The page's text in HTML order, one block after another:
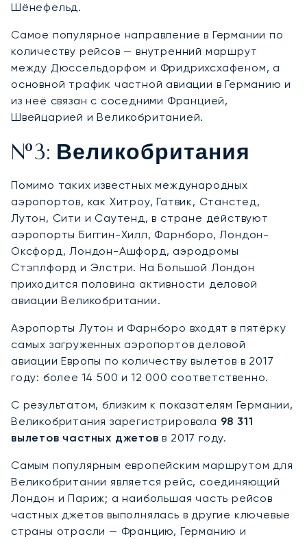
Шёнефельд.
Самое популярное направление в Германии по
количеству рейсов — внутренний маршрут
между Дюссельдорфом и Фридрихсхафеном, а
основной трафик частной авиации в Германию и
из неё связан с соседними Францией,
Швейцарией и Великобританией.
№3: Великобритания
Помимо таких известных международных
аэропортов, как Хитроу, Гатвик, Станстед,
Лутон, Сити и Саутенд, в стране действуют
аэропорты Биггин-Хилл, Фарнборо, Лондон-
Оксфорд, Лондон-Ашфорд, аэродромы
Стэплфорд и Элстри. На Большой Лондон
приходится половина активности деловой
авиации Великобритании.
Аэропорты Лутон и Фарнборо входят в пятёрку
самых загруженных аэропортов деловой
авиации Европы по количеству вылетов в 2017
году: более 14 500 и 12 000 соответственно.
С результатом, близким к показателям Германии,
Великобритания зарегистрировала 98 311
вылетов частных джетов в 2017 году.
Самым популярным европейским маршрутом для
Великобритании является рейс, соединяющий
Лондон и Париж; а наибольшая часть рейсов
частных джетов выполнялась в другие ключевые
страны отрасли — Францию, Германию и